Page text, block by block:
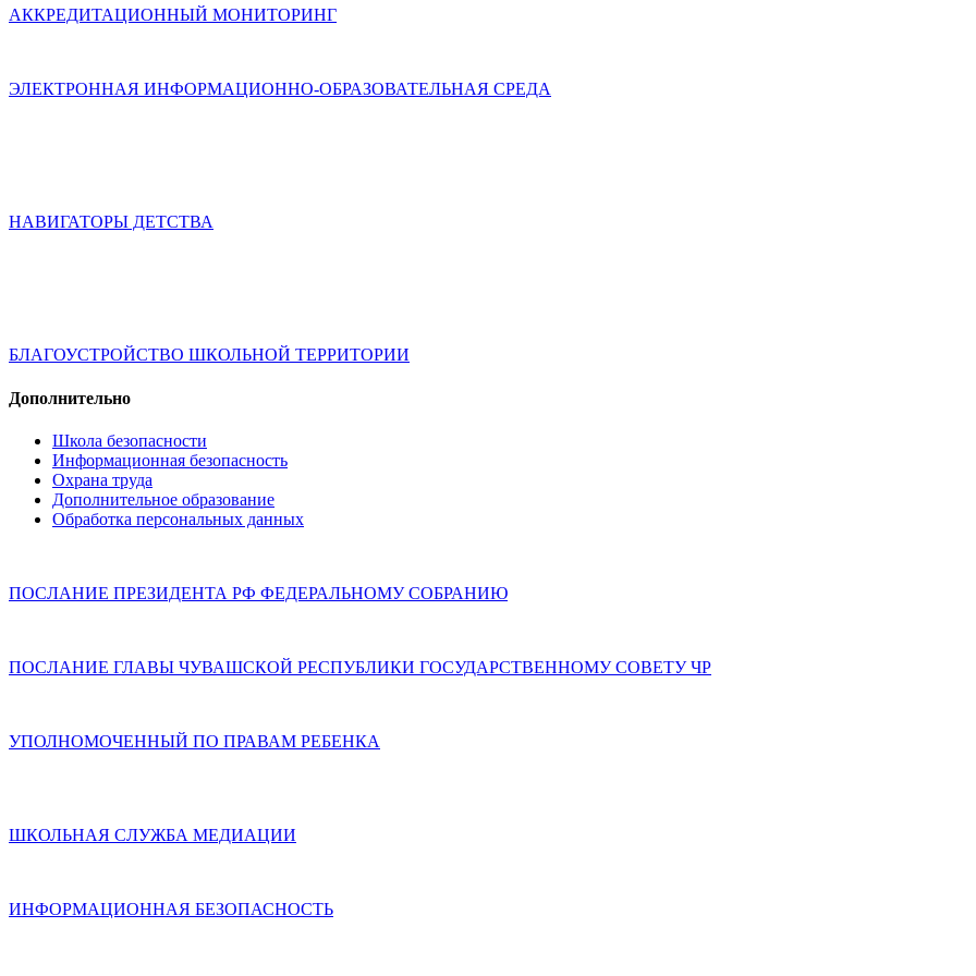
АККРЕДИТАЦИОННЫЙ МОНИТОРИНГ
ЭЛЕКТРОННАЯ ИНФОРМАЦИОННО-ОБРАЗОВАТЕЛЬНАЯ СРЕДА
НАВИГАТОРЫ ДЕТСТВА
БЛАГОУСТРОЙСТВО ШКОЛЬНОЙ ТЕРРИТОРИИ
Дополнительно
Школа безопасности
Информационная безопасность
Охрана труда
Дополнительное образование
Обработка персональных данных
ПОСЛАНИЕ ПРЕЗИДЕНТА РФ ФЕДЕРАЛЬНОМУ СОБРАНИЮ
ПОСЛАНИЕ ГЛАВЫ ЧУВАШСКОЙ РЕСПУБЛИКИ ГОСУДАРСТВЕННОМУ СОВЕТУ ЧР
УПОЛНОМОЧЕННЫЙ ПО ПРАВАМ РЕБЕНКА
ШКОЛЬНАЯ СЛУЖБА МЕДИАЦИИ
ИНФОРМАЦИОННАЯ БЕЗОПАСНОСТЬ